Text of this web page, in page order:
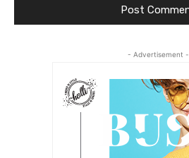
- Advertisement -